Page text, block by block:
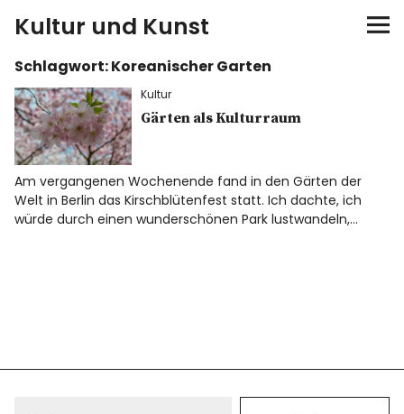
Kultur und Kunst
kultur & kunst
Ausstellungen
Spiele
Konzerte
Über mich
Schlagwort:Koreanischer Garten
Kultur
Gärten als Kulturraum
Am vergangenen Wochenende fand in den Gärten der
Welt in Berlin das Kirschblütenfest statt. Ich dachte, ich
würde durch einen wunderschönen Park lustwandeln,…